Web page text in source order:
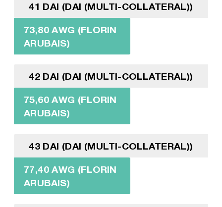
41 DAI (DAI (MULTI-COLLATERAL))
73,80 AWG (FLORIN
ARUBAIS)
42 DAI (DAI (MULTI-COLLATERAL))
75,60 AWG (FLORIN
ARUBAIS)
43 DAI (DAI (MULTI-COLLATERAL))
77,40 AWG (FLORIN
ARUBAIS)